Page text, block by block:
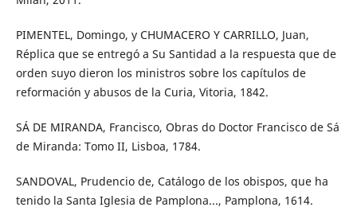
PIMENTEL, Domingo, y CHUMACERO Y CARRILLO, Juan,
Réplica que se entregó a Su Santidad a la respuesta que de
orden suyo dieron los ministros sobre los capítulos de
reformación y abusos de la Curia, Vitoria, 1842.
SÁ DE MIRANDA, Francisco, Obras do Doctor Francisco de Sá
de Miranda: Tomo II, Lisboa, 1784.
SANDOVAL, Prudencio de, Catálogo de los obispos, que ha
tenido la Santa Iglesia de Pamplona..., Pamplona, 1614.